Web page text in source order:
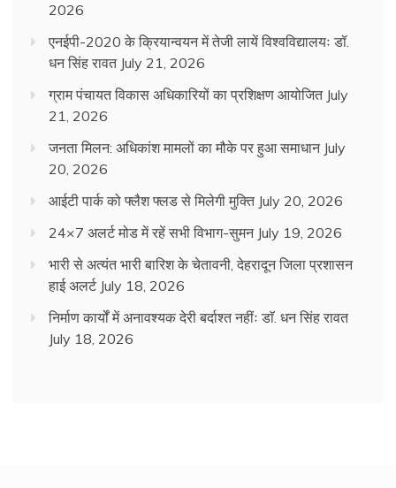
2026
एनईपी-2020 के क्रियान्वयन में तेजी लायें विश्वविद्यालयः डॉ.
धन सिंह रावत July 21, 2026
ग्राम पंचायत विकास अधिकारियों का प्रशिक्षण आयोजित July
21, 2026
जनता मिलन: अधिकांश मामलों का मौके पर हुआ समाधान July
20, 2026
आईटी पार्क को फ्लैश फ्लड से मिलेगी मुक्ति July 20, 2026
24×7 अलर्ट मोड में रहें सभी विभाग-सुमन July 19, 2026
भारी से अत्यंत भारी बारिश के चेतावनी, देहरादून जिला प्रशासन
हाई अलर्ट July 18, 2026
निर्माण कार्यों में अनावश्यक देरी बर्दाश्त नहींः डाॅ. धन सिंह रावत
July 18, 2026